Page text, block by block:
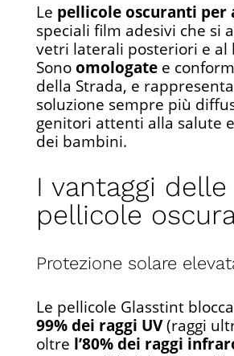
Le pellicole oscuranti per
speciali film adesivi che si
vetri laterali posteriori e al
Sonoomologate e
della Strada, e
soluzione sempre più
genitori attenti alla salute
dei bambini.
I vantaggi delle
pellicole
Protezione solare
Le pellicole Glasstint
99% dei raggi UV(raggi
oltre l’80% dei raggi